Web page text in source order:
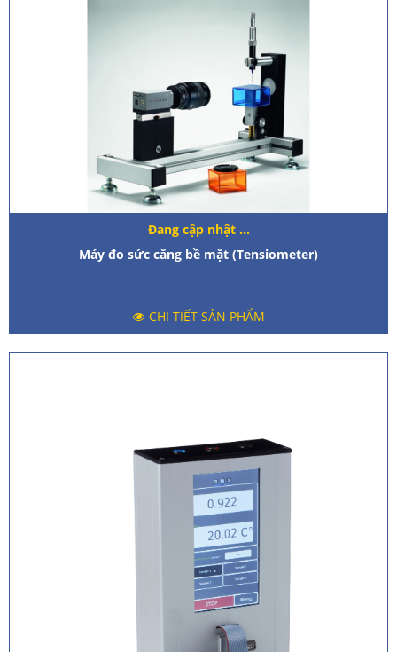
Đang cập nhật ...
Máy đo sức căng bề mặt (Tensiometer)
CHI TIẾT SẢN PHẨM